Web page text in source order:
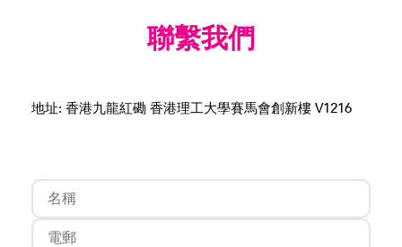
聯繫我們
地址: 香港九龍紅磡 香港理工大學賽馬會創新樓 V1216